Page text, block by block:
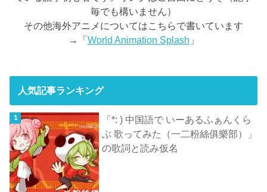
毎でも構いません）
その他海外アニメについてはこちらで書いています
→「World Animation Splash 」
人気記事ランキング
「*: ) 中国語で いーあるふぁんくら
ぶ 歌ってみた（一二粉絲俱樂部）」
の歌詞と読み仮名